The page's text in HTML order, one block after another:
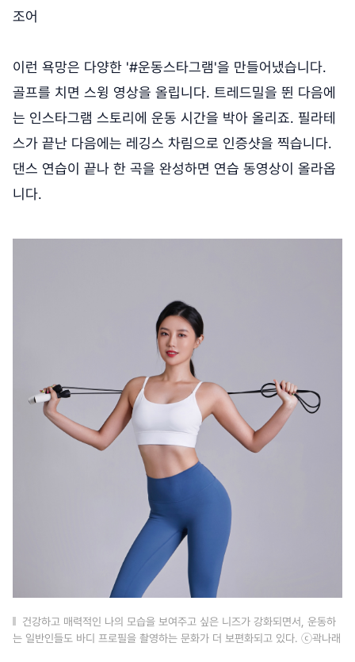
조어
이런 욕망은 다양한 '#운동스타그램'을 만들어냈습니다.
골프를 치면 스윙 영상을 올립니다. 트레드밀을 뛴 다음에
는 인스타그램 스토리에 운동 시간을 박아 올리죠. 필라테
스가 끝난 다음에는 레깅스 차림으로 인증샷을 찍습니다.
댄스 연습이 끝나 한 곡을 완성하면 연습 동영상이 올라옵
니다.
건강하고 매력적인 나의 모습을 보여주고 싶은 니즈가 강화되면서, 운동하
는 일반인들도 바디 프로필을 촬영하는 문화가 더 보편화되고 있다. ⓒ곽나래